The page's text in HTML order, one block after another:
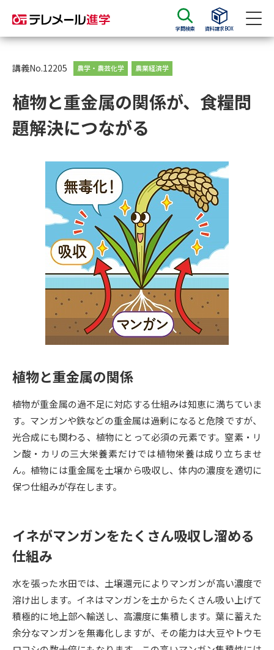
学問検索 資料請求BOX
資料請求
大学・短大の資料種類から請求
総合型選抜・学校推薦型選抜 募
集要項＆願書
大学入学共通テスト利用選抜の
募集要項＆願書
過去問題集
大学・短大以外の資料から請求
専門学校の資料請求 大学院の資料請求
留学・進学関連、塾・予備校
大学入学共通テスト「受験案
内」の請求
大学入学共通テスト「受験上の
配慮案内」の請求
高等学校卒業程度認定試験
幼稚園教員資格認定試験
高等学校（情報）教員資格認定
試験
大学研究 大学検索
新増設大学・学部・学科特集
国際・グローバルに強い大学特
集
デジタルパンフレット 進路の３択
新学年スタート号特集ページ
（高3生用）
新学年スタート号特集ページ
（高2生用）
講義No.12205 農学・農芸化学 農業経済学
植物と重金属の関係が、食糧問
題解決につながる
植物と重金属の関係
植物が重金属の過不足に対応する仕組みは知恵に満ちていま
す。マンガンや鉄などの重金属は過剰になると危険ですが、
光合成にも関わる、植物にとって必須の元素です。窒素・リ
ン酸・カリの三大栄養素だけでは植物栄養は成り立ちませ
ん。植物には重金属を土壌から吸収し、体内の濃度を適切に
保つ仕組みが存在します。
イネがマンガンをたくさん吸収し溜める
仕組み
水を張った水田では、土壌還元によりマンガンが高い濃度で
溶け出します。イネはマンガンを土からたくさん吸い上げて
積極的に地上部へ輸送し、高濃度に集積します。葉に蓄えた
余分なマンガンを無毒化しますが、その能力は大豆やトウモ